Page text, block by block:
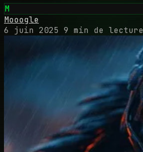
M
Mooogle
6 juin 2025 9 min de lecture